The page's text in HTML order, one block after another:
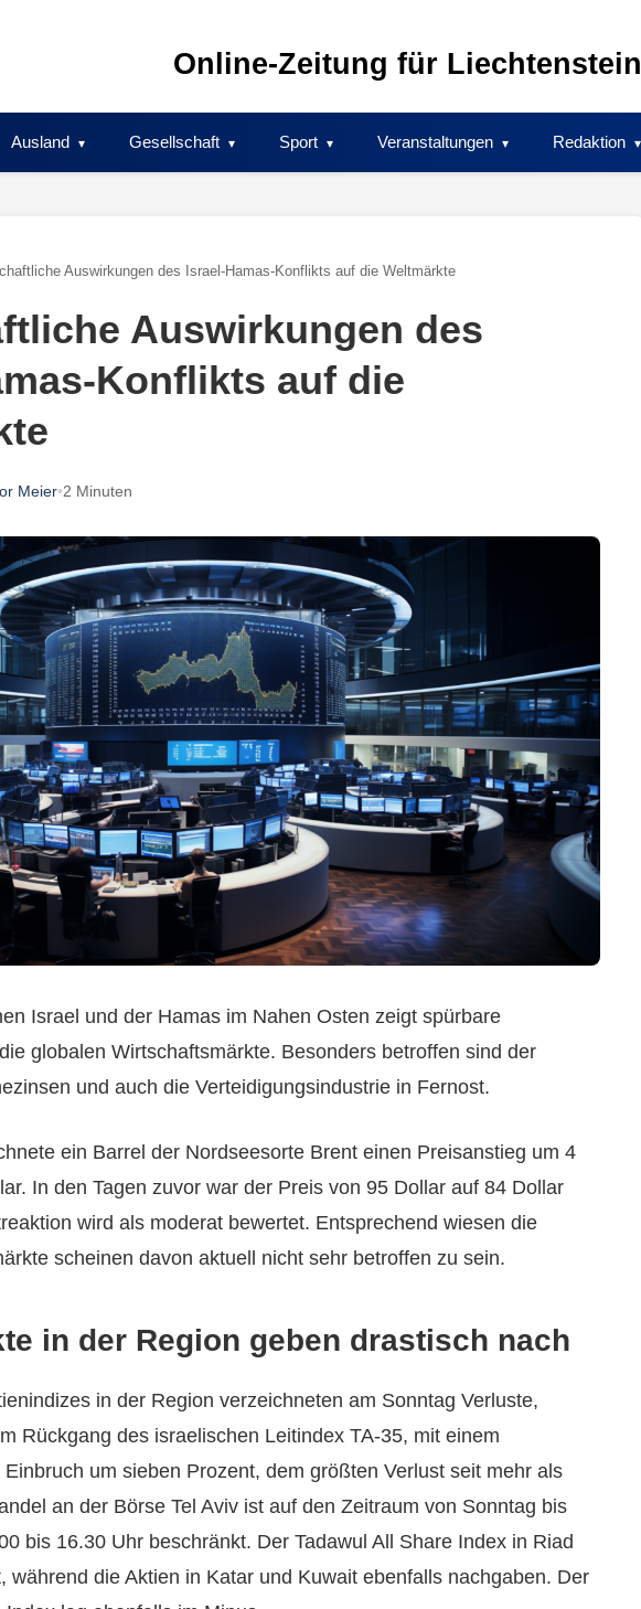
Online-Zeitung für Liechtenstein
Ausland Gesellschaft Sport Veranstaltungen Redaktion
Auswirkungen des Israel-Hamas-Konflikts auf die Weltmärkte
Auswirkungen des
Konflikts auf die
Meier•2 Minuten
Israel und der Hamas im Nahen Osten zeigt spürbare
globalen Wirtschaftsmärkte. Besonders betroffen sind der
und auch die Verteidigungsindustrie in Fernost.
ein Barrel der Nordseesorte Brent einen Preisanstieg um 4
In den Tagen zuvor war der Preis von 95 Dollar auf 84 Dollar
wird als moderat bewertet. Entsprechend wiesen die
scheinen davon aktuell nicht sehr betroffen zu sein.
in der Region geben drastisch nach
in der Region verzeichneten am Sonntag Verluste,
Rückgang des israelischen Leitindex TA-35, mit einem
um sieben Prozent, dem größten Verlust seit mehr als
an der Börse Tel Aviv ist auf den Zeitraum von Sonntag bis
bis 16.30 Uhr beschränkt. Der Tadawul All Share Index in Riad
während die Aktien in Katar und Kuwait ebenfalls nachgaben. Der